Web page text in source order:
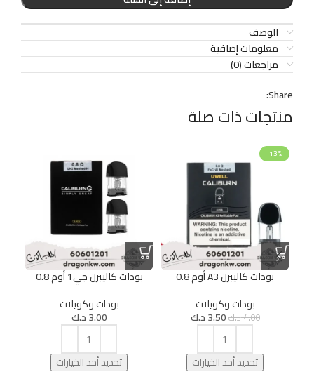
الوصف
معلومات إضافية
مراجعات (0)
Share:
منتجات ذات صلة
-13%
بودات كاليبرن A3 أوم 0.8
بودات وكويلات
4.00د.ك3.50د.ك
تحديد أحد الخيارات
بودات كاليبرن جي1 أوم 0.8
بودات وكويلات
3.00د.ك
تحديد أحد الخيارات